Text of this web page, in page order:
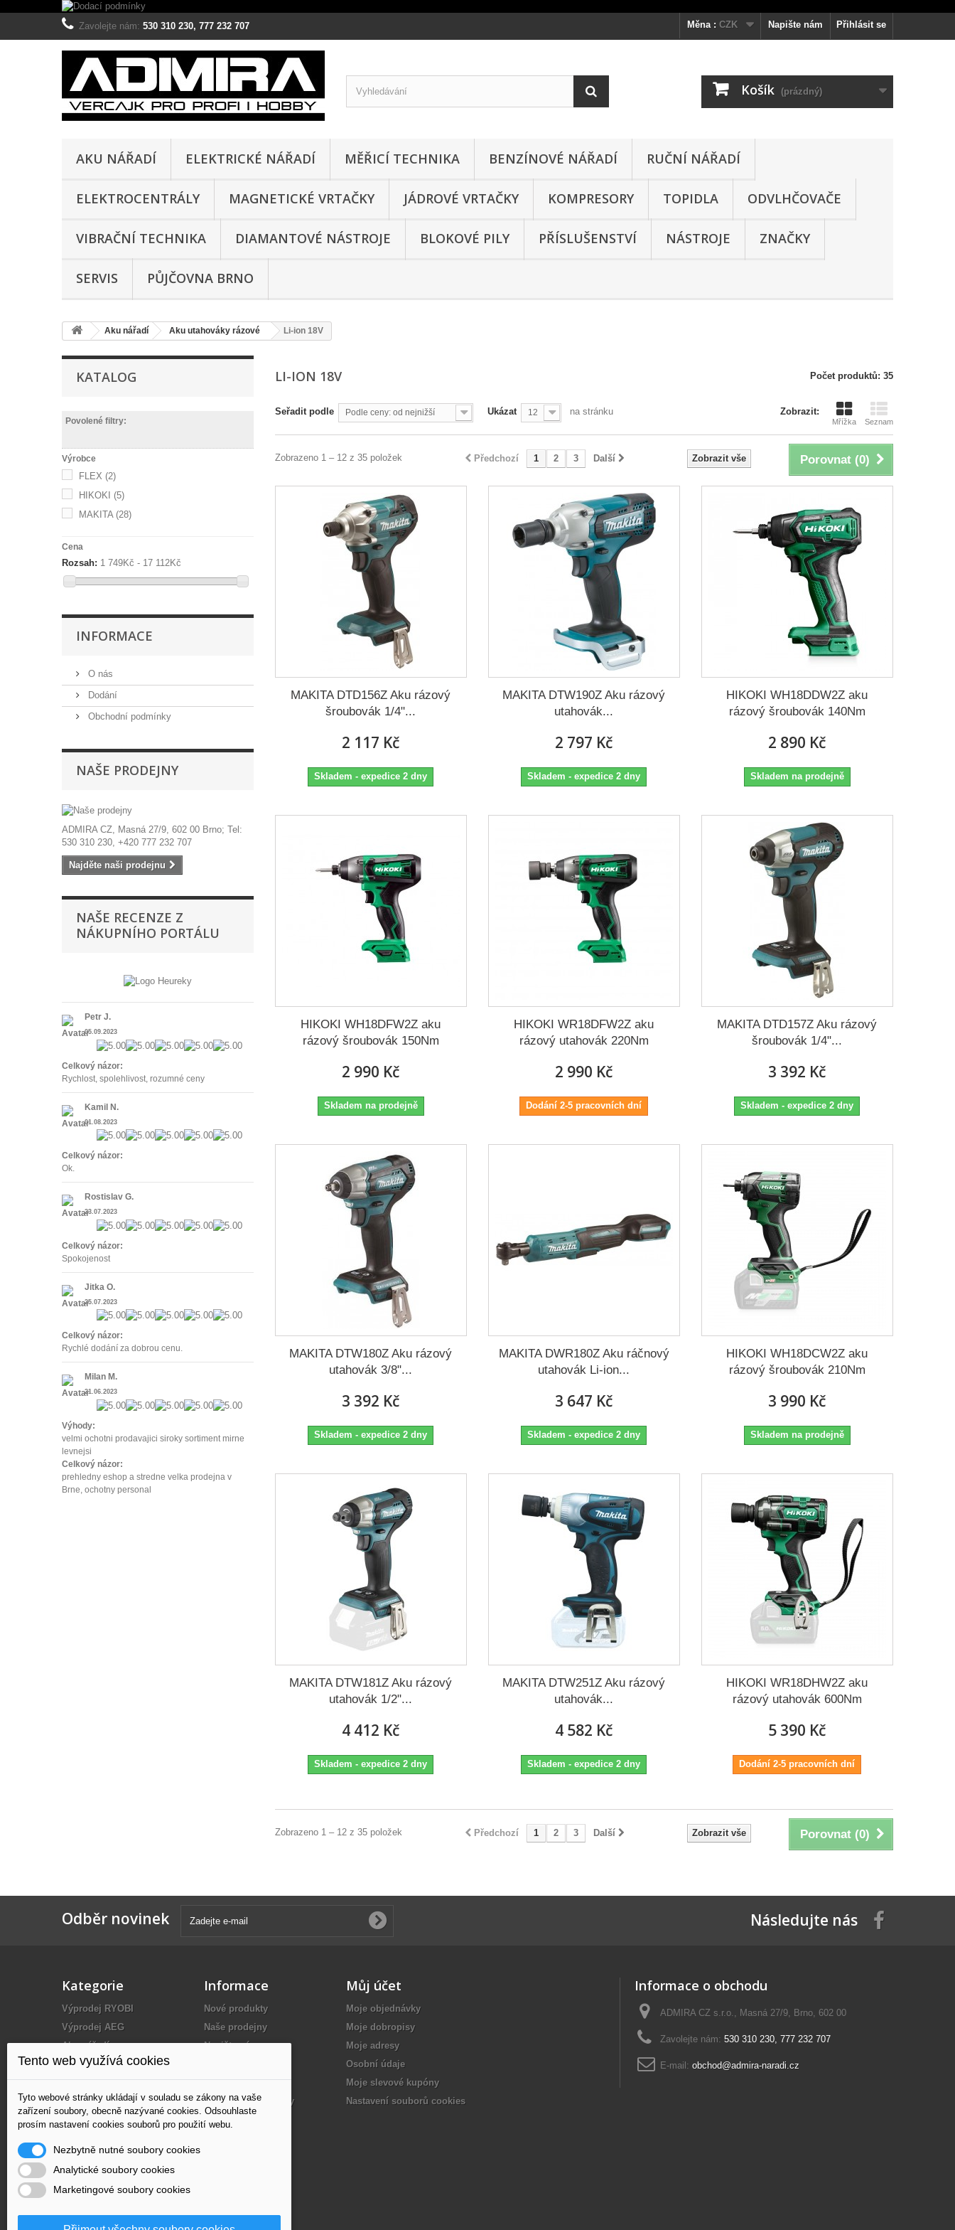
Přihlásit se
Napište nám
Zavolejte nám: 530 310 230, 777 232 707 Měna : CZK
Košík (prázdný)
AKU NÁŘADÍ ELEKTRICKÉ NÁŘADÍ MĚŘICÍ TECHNIKA BENZÍNOVÉ NÁŘADÍ RUČNÍ NÁŘADÍ
ELEKTROCENTRÁLY MAGNETICKÉ VRTAČKY JÁDROVÉ VRTAČKY KOMPRESORY TOPIDLA ODVLHČOVAČE
VIBRAČNÍ TECHNIKA DIAMANTOVÉ NÁSTROJE BLOKOVÉ PILY PŘÍSLUŠENSTVÍ NÁSTROJE ZNAČKY
SERVIS PŮJČOVNA BRNO
Aku nářadí Aku utahováky rázové Li-ion 18V
KATALOG
Povolené filtry:
Výrobce
FLEX (2)
HIKOKI
(5)
MAKITA (28)
Cena
Rozsah: 1 749Kč - 17 112Kč
INFORMACE
O nás
Dodání
Obchodní podmínky
NAŠE PRODEJNY
ADMIRA CZ, Masná 27/9, 602 00 Brno; Tel:
530 310 230, +420 777 232 707
Najděte naši prodejnu
NAŠE RECENZE Z
NÁKUPNÍHO PORTÁLU
Petr J.
05.09.2023
Celkový názor:
Rychlost, spolehlivost, rozumné ceny
Kamil N.
01.08.2023
Celkový názor:
Ok.
Rostislav G.
23.07.2023
Celkový názor:
Spokojenost
Jitka O.
25.07.2023
Celkový názor:
Rychlé dodání za dobrou cenu.
Milan M.
21.06.2023
Výhody:
velmi ochotni prodavajici siroky sortiment mirne
levnejsi
Celkový názor:
prehledny eshop a stredne velka prodejna v
Brne, ochotny personal
LI-ION 18V Počet produktů: 35
Zobrazit:
Mřížka Seznam
Seřadit podle Podle ceny: od nejnižší Ukázat 12 na stránku
Porovnat (0)
Zobrazit vše
Předchozí 1 2 3 Další
Zobrazeno 1 – 12 z 35 položek
MAKITA DTD156Z Aku rázový
šroubovák 1/4"...
2 117 Kč
Skladem - expedice 2 dny
MAKITA DTW190Z Aku rázový
utahovák...
2 797 Kč
Skladem - expedice 2 dny
HIKOKI WH18DDW2Z aku
rázový šroubovák 140Nm
2 890 Kč
Skladem na prodejně
HIKOKI WH18DFW2Z aku
rázový šroubovák 150Nm
2 990 Kč
Skladem na prodejně
HIKOKI WR18DFW2Z aku
rázový utahovák 220Nm
2 990 Kč
Dodání 2-5 pracovních dní
MAKITA DTD157Z Aku rázový
šroubovák 1/4"...
3 392 Kč
Skladem - expedice 2 dny
MAKITA DTW180Z Aku rázový
utahovák 3/8"...
3 392 Kč
Skladem - expedice 2 dny
MAKITA DWR180Z Aku ráčnový
utahovák Li-ion...
3 647 Kč
Skladem - expedice 2 dny
HIKOKI WH18DCW2Z aku
rázový šroubovák 210Nm
3 990 Kč
Skladem na prodejně
MAKITA DTW181Z Aku rázový
utahovák 1/2"...
4 412 Kč
Skladem - expedice 2 dny
MAKITA DTW251Z Aku rázový
utahovák...
4 582 Kč
Skladem - expedice 2 dny
HIKOKI WR18DHW2Z aku
rázový utahovák 600Nm
5 390 Kč
Dodání 2-5 pracovních dní
Porovnat (0)
Zobrazit vše
Předchozí 1 2 3 Další
Zobrazeno 1 – 12 z 35 položek
Odběr novinek Následujte nás
Kategorie
Výprodej RYOBI
Výprodej AEG
Aku nářadí
Elektrické nářadí
Benzínové nářadí
Kompresory
Měřící technika
Nástroje
Příslušenství
Elektrocentrály
Informace
Nové produkty
Naše prodejny
Napište nám
Dodání
Obchodní podmínky
Partneři
Můj účet
Moje objednávky
Moje dobropisy
Moje adresy
Osobní údaje
Moje slevové kupóny
Nastavení souborů cookies
Informace o obchodu
ADMIRA CZ s.r.o., Masná 27/9, Brno, 602 00
Zavolejte nám: 530 310 230, 777 232 707
E-mail: obchod@admira-naradi.cz
Tento web využívá cookies
Tyto webové stránky ukládají v souladu se zákony na vaše
zařízení soubory, obecně nazývané cookies. Odsouhlaste
prosím nastavení cookies souborů pro použití webu.
Nezbytně nutné soubory cookies
Analytické soubory cookies
Marketingové soubory cookies